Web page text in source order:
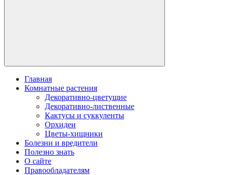
Главная
Комнатные растения
Декоративно-цветущие
Декоративно-лиственные
Кактусы и суккуленты
Орхидеи
Цветы-хищники
Болезни и вредители
Полезно знать
О сайте
Правообладателям